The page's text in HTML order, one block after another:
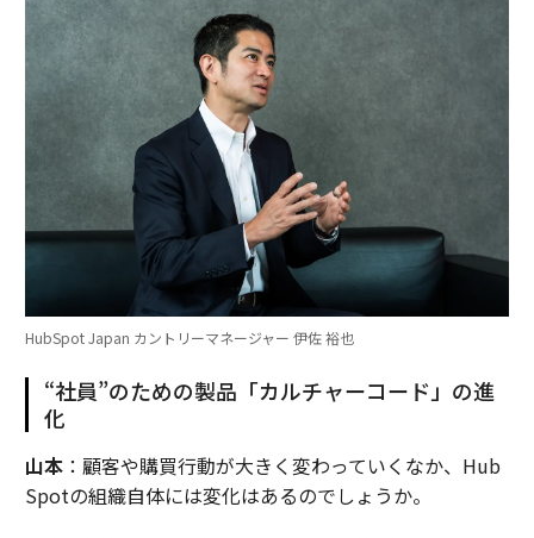
HubSpot Japan カントリーマネージャー 伊佐 裕也
“社員”のための製品「カルチャーコード」の進
化
山本：顧客や購買行動が大きく変わっていくなか、Hub
Spotの組織自体には変化はあるのでしょうか。